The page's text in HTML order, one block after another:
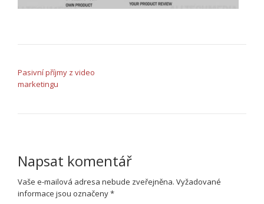
Pasivní příjmy z video
marketingu
Napsat komentář
Vaše e-mailová adresa nebude zveřejněna. Vyžadované
informace jsou označeny*